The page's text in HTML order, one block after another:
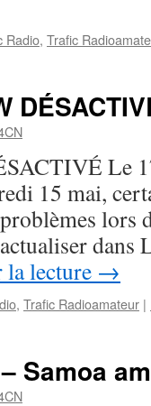
Radio, Trafic
Le
15 mai,
lors
dans
lecture →
, Trafic Radioamateur |
Samoa